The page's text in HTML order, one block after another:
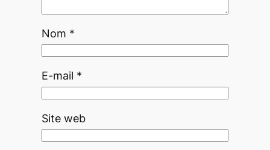
Nom *
E-mail *
Site web